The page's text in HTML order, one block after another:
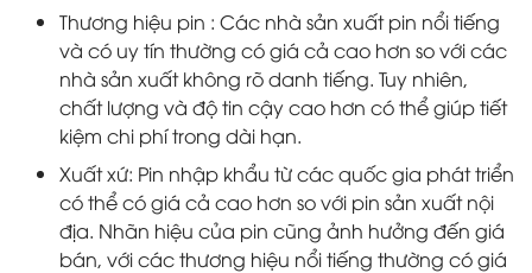
Thương hiệu pin : Các nhà sản xuất pin nổi tiếng
và có uy tín thường có giá cả cao hơn so với các
nhà sản xuất không rõ danh tiếng. Tuy nhiên,
chất lượng và độ tin cậy cao hơn có thể giúp tiết
kiệm chi phí trong dài hạn.
Xuất xứ: Pin nhập khẩu từ các quốc gia phát triển
có thể có giá cả cao hơn so với pin sản xuất nội
địa. Nhãn hiệu của pin cũng ảnh hưởng đến giá
bán, với các thương hiệu nổi tiếng thường có giá